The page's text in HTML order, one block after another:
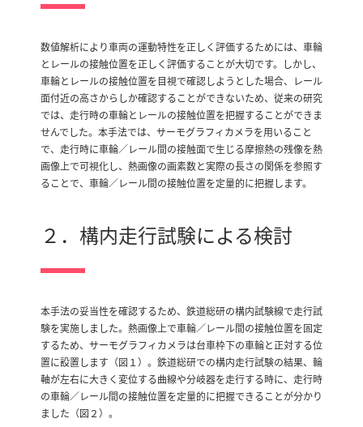
数値解析により車両の運動特性を正しく評価するためには、車輪
とレールの接触位置を正しく評価することが大切です。しかし、
車輪とレールの接触位置を目視で確認しようとした場合、レール
面付近の高さからしか確認することができないため、従来の研究
では、走行時の車輪とレールの接触位置を把握することができま
せんでした。本手法では、サーモグラフィカメラを用いること
で、走行時に車輪／レール間の接触面で生じる摩擦熱の残像を熱
画像上で可視化し、熱画像の画素数と実際の長さの関係を参照す
ることで、車輪／レール間の接触位置を定量的に把握します。
２．構内走行試験による検討
本手法の妥当性を確認するため、鉄道総研の構内試験線で走行試
験を実施しました。熱画像上で車輪／レール間の接触位置を固定
するため、サーモグラフィカメラは台車枠下の車輪と正対する位
置に設置します（図１）。鉄道総研での構内走行試験の結果、輪
軸が左右に大きく変位する曲線や分岐器を走行する時に、走行時
の車輪／レール間の接触位置を定量的に把握できることが分かり
ました（図２）。